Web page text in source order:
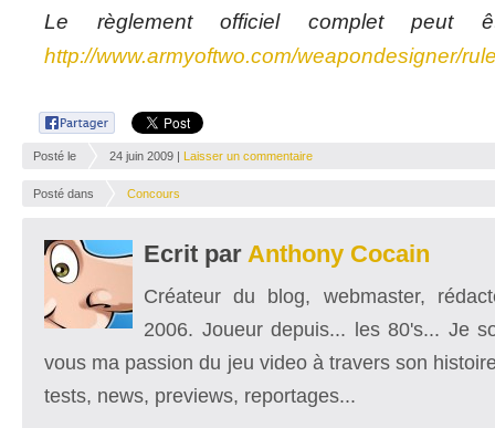
Le règlement officiel complet peut
http://www.armyoftwo.com/weapondesigner/
Posté le 24 juin 2009 | Laisser un commentaire
Posté dans Concours
Ecrit par Anthony Cocain
Créateur du blog, webmaster,
2006. Joueur depuis... les 80's... Je
vous ma passion du jeu video à travers son
tests, news, previews, reportages...